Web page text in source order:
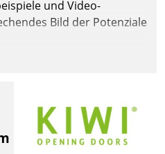
und Video-
Bild der Potenziale